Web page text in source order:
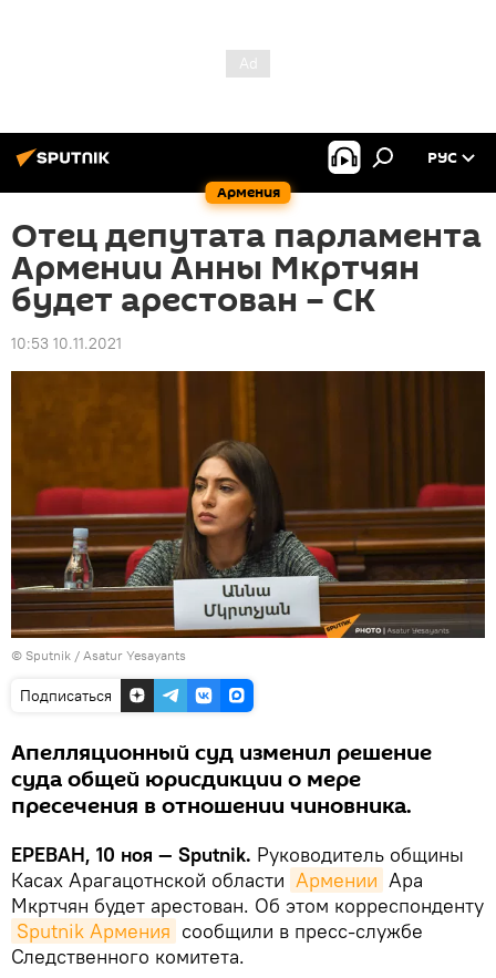
Армения
РУС
Отец депутата парламента
Армении Анны Мкртчян
будет арестован – СК
10:53 10.11.2021
© Sputnik / Asatur Yesayants
Подписаться
Апелляционный суд изменил решение
суда общей юрисдикции о мере
пресечения в отношении чиновника.
ЕРЕВАН, 10 ноя — Sputnik. Руководитель общины
Касах Арагацотнской области Армении Ара
Мкртчян будет арестован. Об этом корреспонденту
Sputnik Армения сообщили в пресс-службе
Следственного комитета.